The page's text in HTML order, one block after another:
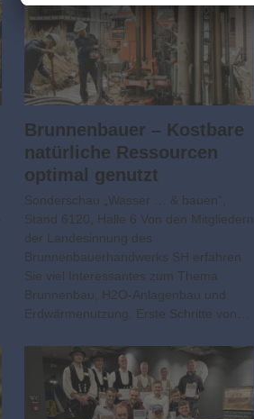
Brunnenbauer – Kostbare
natürliche Ressourcen
optimal genutzt
Sonderschau „Wasser … & bauen“,
Stand 6120, Halle 6 Von den Mitgliedern
der Landesinnung des
Brunnenbauerhandwerks SH erfahren
Sie viel Interessantes zum Thema
Brunnenbau, H2O-Anlagenbau und
Erdwärmenutzung. Erste Schritte von…